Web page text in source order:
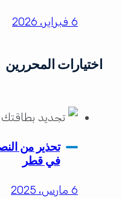
6 فبراير، 2026
اختيارات المحررين
تحذير من
في قطر
6 مارس، 2025